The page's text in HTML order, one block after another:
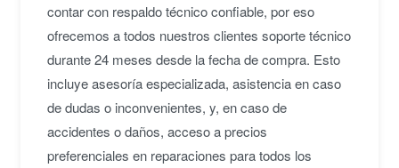
contar con respaldo técnico confiable, por eso
ofrecemos a todos nuestros clientes soporte técnico
durante 24 meses desde la fecha de compra. Esto
incluye asesoría especializada, asistencia en caso
de dudas o inconvenientes, y, en caso de
accidentes o daños, acceso a precios
preferenciales en reparaciones para todos los